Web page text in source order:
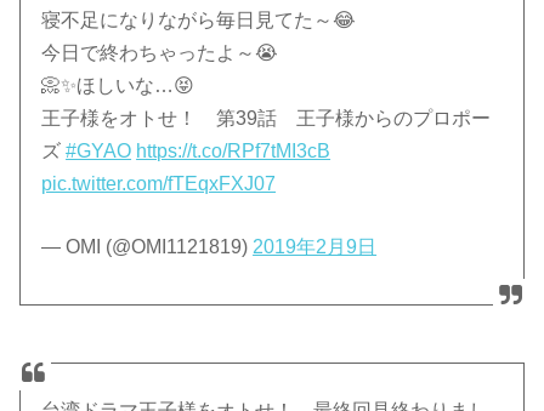
寝不足になりながら毎日見てた～😂
今日で終わちゃったよ～😭
📀✨ほしいな…😝
王子様をオトせ！ 第39話 王子様からのプロポー
ズ#GYAO https://t.co/RPf7tMI3cB
pic.twitter.com/fTEqxFXJ07
— OMI (@OMI1121819) 2019年2月9日